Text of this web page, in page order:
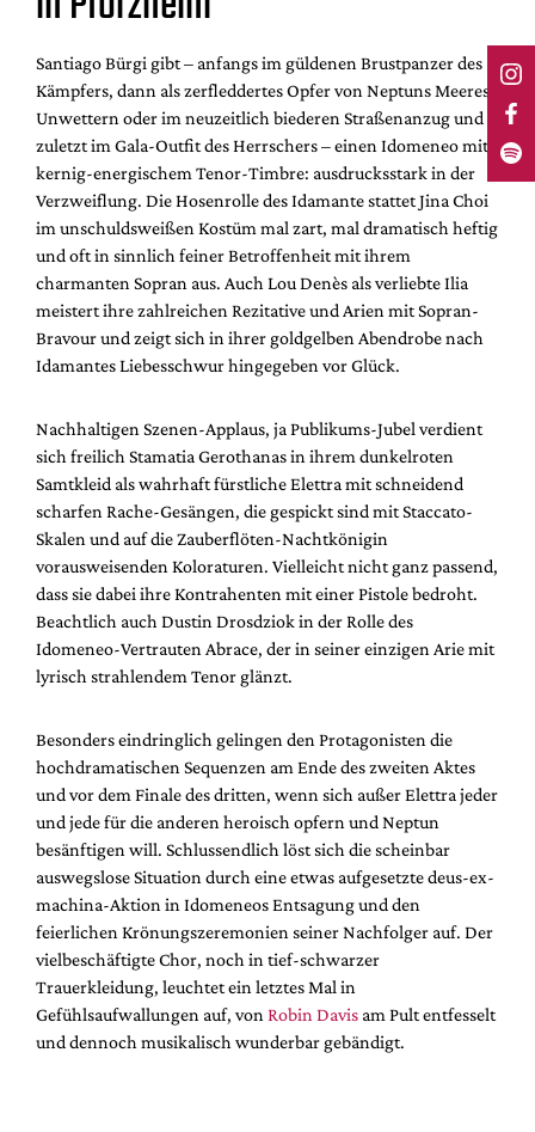
Santiago Bürgi gibt – anfangs im güldenen Brustpanzer des
Kämpfers, dann als zerfleddertes Opfer von Neptuns Meeres-
Unwettern oder im neuzeitlich biederen Straßenanzug und
zuletzt im Gala-Outfit des Herrschers – einen Idomeneo mit
kernig-energischem Tenor-Timbre: ausdrucksstark in der
Verzweiflung. Die Hosenrolle des Idamante stattet Jina Choi
im unschuldsweißen Kostüm mal zart, mal dramatisch heftig
und oft in sinnlich feiner Betroffenheit mit ihrem
charmanten Sopran aus. Auch Lou Denès als verliebte Ilia
meistert ihre zahlreichen Rezitative und Arien mit Sopran-
Bravour und zeigt sich in ihrer goldgelben Abendrobe nach
Idamantes Liebesschwur hingegeben vor Glück.
Nachhaltigen Szenen-Applaus, ja Publikums-Jubel verdient
sich freilich Stamatia Gerothanas in ihrem dunkelroten
Samtkleid als wahrhaft fürstliche Elettra mit schneidend
scharfen Rache-Gesängen, die gespickt sind mit Staccato-
Skalen und auf die Zauberflöten-Nachtkönigin
vorausweisenden Koloraturen. Vielleicht nicht ganz passend,
dass sie dabei ihre Kontrahenten mit einer Pistole bedroht.
Beachtlich auch Dustin Drosdziok in der Rolle des
Idomeneo-Vertrauten Abrace, der in seiner einzigen Arie mit
lyrisch strahlendem Tenor glänzt.
Besonders eindringlich gelingen den Protagonisten die
hochdramatischen Sequenzen am Ende des zweiten Aktes
und vor dem Finale des dritten, wenn sich außer Elettra jeder
und jede für die anderen heroisch opfern und Neptun
besänftigen will. Schlussendlich löst sich die scheinbar
auswegslose Situation durch eine etwas aufgesetzte deus-ex-
machina-Aktion in Idomeneos Entsagung und den
feierlichen Krönungszeremonien seiner Nachfolger auf. Der
vielbeschäftigte Chor, noch in tief-schwarzer
Trauerkleidung, leuchtet ein letztes Mal in
Gefühlsaufwallungen auf, von Robin Davis am Pult entfesselt
und dennoch musikalisch wunderbar gebändigt.